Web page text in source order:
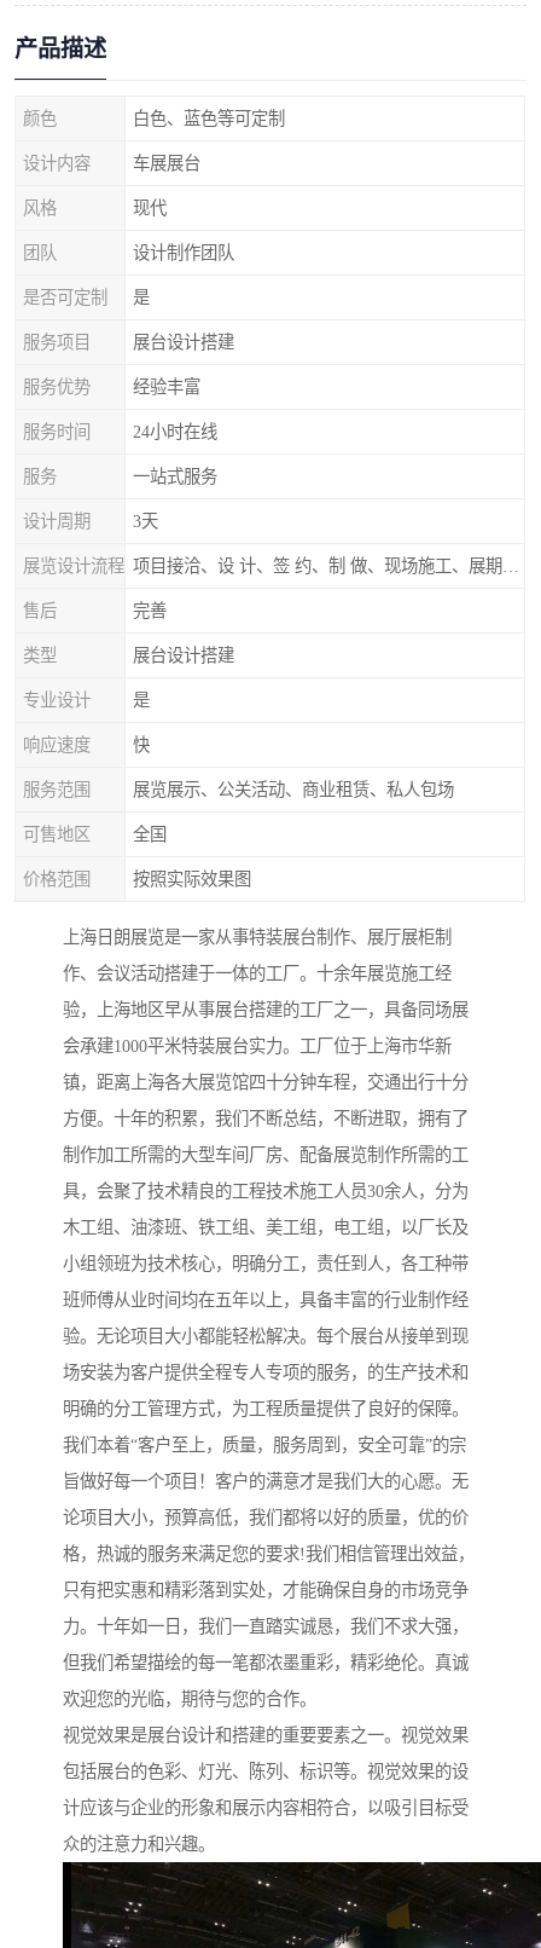
产品描述
颜色 白色、蓝色等可定制
设计内容 车展展台
风格 现代
团队 设计制作团队
是否可定制 是
服务项目 展台设计搭建
服务优势 经验丰富
服务时间 24小时在线
服务 一站式服务
设计周期 3天
展览设计流程
售后 完善
类型 展台设计搭建
专业设计 是
响应速度 快
服务范围 展览展示、公关活动、商业租赁、私人包场
可售地区 全国
价格范围 按照实际效果图
上海日朗展览是一家从事特装展台制作、展厅展柜制
作、会议活动搭建于一体的工厂。十余年展览施工经
验，上海地区早从事展台搭建的工厂之一，具备同场展
会承建1000平米特装展台实力。工厂位于上海市华新
镇，距离上海各大展览馆四十分钟车程，交通出行十分
方便。十年的积累，我们不断总结，不断进取，拥有了
制作加工所需的大型车间厂房、配备展览制作所需的工
具，会聚了技术精良的工程技术施工人员30余人，分为
木工组、油漆班、铁工组、美工组，电工组，以厂长及
小组领班为技术核心，明确分工，责任到人，各工种带
班师傅从业时间均在五年以上，具备丰富的行业制作经
验。无论项目大小都能轻松解决。每个展台从接单到现
场安装为客户提供全程专人专项的服务，的生产技术和
明确的分工管理方式，为工程质量提供了良好的保障。
我们本着“客户至上，质量，服务周到，安全可靠”的宗
旨做好每一个项目！客户的满意才是我们大的心愿。无
论项目大小，预算高低，我们都将以好的质量，优的价
格，热诚的服务来满足您的要求!我们相信管理出效益，
只有把实惠和精彩落到实处，才能确保自身的市场竞争
力。十年如一日，我们一直踏实诚恳，我们不求大强，
但我们希望描绘的每一笔都浓墨重彩，精彩绝伦。真诚
欢迎您的光临，期待与您的合作。
视觉效果是展台设计和搭建的重要要素之一。视觉效果
包括展台的色彩、灯光、陈列、标识等。视觉效果的设
计应该与企业的形象和展示内容相符合，以吸引目标受
众的注意力和兴趣。